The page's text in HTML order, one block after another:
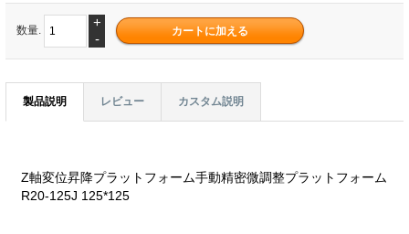
数量.
+
-
製品説明 レビュー カスタム説明
Z軸変位昇降プラットフォーム手動精密微調整プラットフォーム
R20-125J 125*125